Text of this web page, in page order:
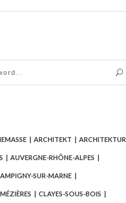
ARCHITEKT ARCHITEKTUR
AUVERGNE-RHÔNE-ALPES
SUR-MARNE
CLAYES-SOUS-BOIS